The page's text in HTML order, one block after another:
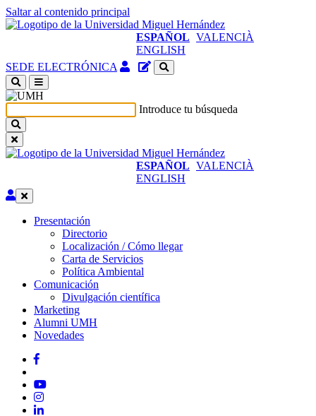
Saltar al contenido principal
ESPAÑOL VALENCIÀ
ENGLISH
SEDE ELECTRÓNICA Acceso
identificado
en
ventana
Gestor
del
sitio
Introduce tu búsqueda
ESPAÑOL VALENCIÀ
ENGLISH
Editar
Presentación
Presentación
Directorio
Localización / Cómo llegar
Carta de Servicios
Política Ambiental
Comunicación
Comunicación
Divulgación científica
Marketing
Alumni UMH
Novedades
Facebook
YouTube
Instagram
LinkedIn